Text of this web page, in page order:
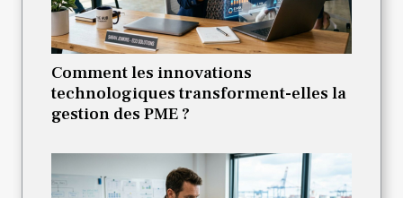
Comment les innovations
technologiques transforment-elles la
gestion des PME ?